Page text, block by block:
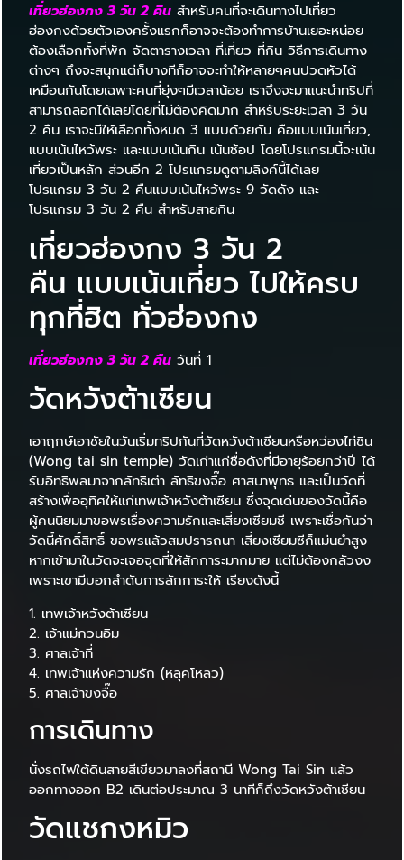
เที่ยวฮ่องกง 3 วัน 2 คืน สำหรับคนที่จะเดินทางไปเที่ยว
ฮ่องกงด้วยตัวเองครั้งแรกก็อาจจะต้องทำการบ้านเยอะหน่อย
ต้องเลือกทั้งที่พัก จัดตารางเวลา ที่เที่ยว ที่กิน วิธีการเดินทาง
ต่างๆ ถึงจะสนุกแต่ก็บางทีก็อาจจะทำให้หลายๆคนปวดหัวได้
เหมือนกันโดยเฉพาะคนที่ยุ่งๆมีเวลาน้อย เราจึงจะมาแนะนำทริปที่
สามารถลอกได้เลยโดยที่ไม่ต้องคิดมาก สำหรับระยะเวลา 3 วัน
2 คืน เราจะมีให้เลือกทั้งหมด 3 แบบด้วยกัน คือแบบเน้นเที่ยว,
แบบเน้นไหว้พระ และแบบเน้นกิน เน้นช้อป โดยโปรแกรมนี้จะเน้น
เที่ยวเป็นหลัก ส่วนอีก 2 โปรแกรมดูตามลิงค์นี้ได้เลย
โปรแกรม 3 วัน 2 คืนแบบเน้นไหว้พระ 9 วัดดัง และ
โปรแกรม 3 วัน 2 คืน สำหรับสายกิน
เที่ยวฮ่องกง 3 วัน 2
คืน แบบเน้นเที่ยว ไปให้ครบ
ทุกที่ฮิต ทั่วฮ่องกง
เที่ยวฮ่องกง 3 วัน 2 คืน วันที่ 1
วัดหวังต้าเซียน
เอาฤกษ์เอาชัยในวันเริ่มทริปกันที่วัดหวังต้าเซียนหรือหว่องไท่ซิน
(Wong tai sin temple) วัดเก่าแก่ชื่อดังที่มีอายุร้อยกว่าปี ได้
รับอิทธิพลมาจากลัทธิเต๋า ลัทธิขงจื๊อ ศาสนาพุทธ และเป็นวัดที่
สร้างเพื่ออุทิศให้แก่เทพเจ้าหวังต้าเซียน ซึ่งจุดเด่นของวัดนี้คือ
ผู้คนนิยมมาขอพรเรื่องความรักและเสี่ยงเซียมซี เพราะเชื่อกันว่า
วัดนี้ศักดิ์สิทธิ์ ขอพรแล้วสมปรารถนา เสี่ยงเซียมซีก็แม่นยำสูง
หากเข้ามาในวัดจะเจอจุดที่ให้สักการะมากมาย แต่ไม่ต้องกลัวงง
เพราะเขามีบอกลำดับการสักการะให้ เรียงดังนี้
1. เทพเจ้าหวังต้าเซียน
2. เจ้าแม่กวนอิม
3. ศาลเจ้าที่
4. เทพเจ้าแห่งความรัก (หลุคโหลว)
5. ศาลเจ้าขงจื๊อ
การเดินทาง
นั่งรถไฟใต้ดินสายสีเขียวมาลงที่สถานี Wong Tai Sin แล้ว
ออกทางออก B2 เดินต่อประมาณ 3 นาทีก็ถึงวัดหวังต้าเซียน
วัดแชกงหมิว